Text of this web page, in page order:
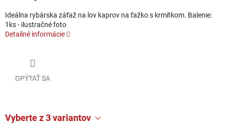
Jednotková cena:
Ideálna rybárska záťaž na lov kaprov na ťažko s krmítkom. Balenie:
1ks - ilustračné foto
Detailné informácie
OPÝTAŤ SA
Vyberte z 3 variantov